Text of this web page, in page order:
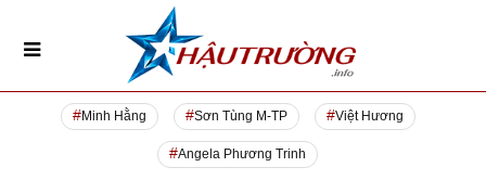
Minh Hằng Sơn Tùng M-TP Việt Hương
Angela Phương Trinh